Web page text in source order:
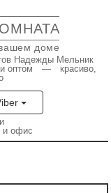
доме
Надежды Мельник
и оптом — красиво,
и офис